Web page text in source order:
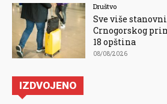
Društvo
Sve više
Crnogorskog
18 opština
08/08/2026
IZDVOJENO